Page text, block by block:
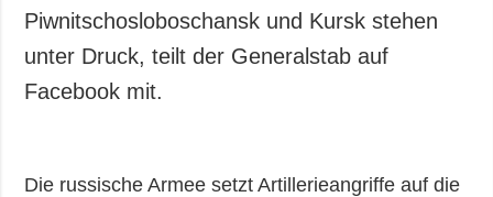
Piwnitschosloboschansk und Kursk stehen
unter Druck, teilt der Generalstab auf
Facebook mit.
Die russische Armee setzt Artillerieangriffe auf die